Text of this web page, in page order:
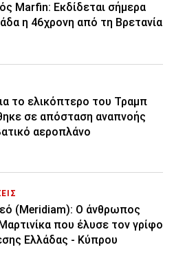
Marfin: Εκδίδεται σήμερα
η 46χρονη από τη Βρετανία
το ελικόπτερο του Τραμπ
σε απόσταση αναπνοής
αεροπλάνο
(Meridiam): Ο άνθρωπος
που έλυσε τον γρίφο
Ελλάδας - Κύπρου